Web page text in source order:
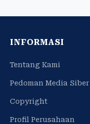
INFORMASI
Tentang Kami
Pedoman Media Siber
Copyright
Profil Perusahaan